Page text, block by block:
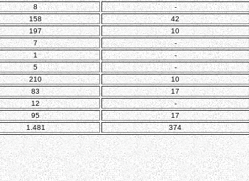
8 -
158 42
197 10
7 -
1 -
5 -
210 10
83 17
12 -
95 17
1.481 374